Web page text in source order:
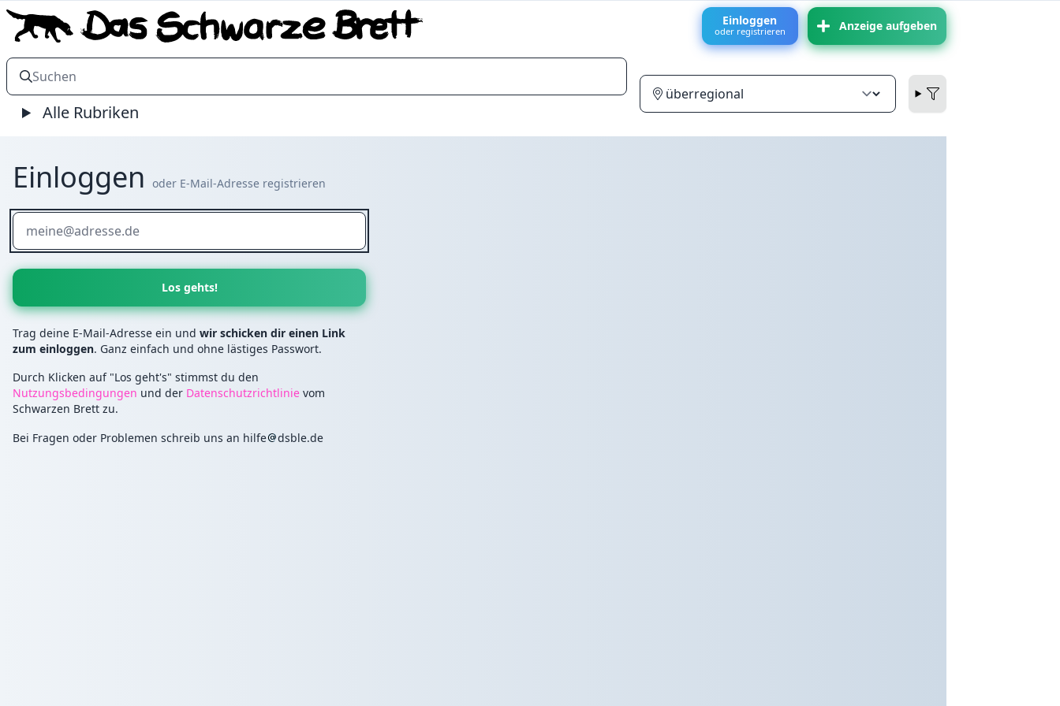
Einloggen
oder registrieren Anzeige aufgeben
Alle Rubriken
Einloggen oder E-Mail-Adresse registrieren
Trag deine E-Mail-Adresse ein und wir schicken dir einen Link
zum einloggen. Ganz einfach und ohne lästiges Passwort.
Durch Klicken auf "Los geht's" stimmst du den
Nutzungsbedingungen und der Datenschutzrichtlinie vom
Schwarzen Brett zu.
Bei Fragen oder Problemen schreib uns an hilfe dsble.de